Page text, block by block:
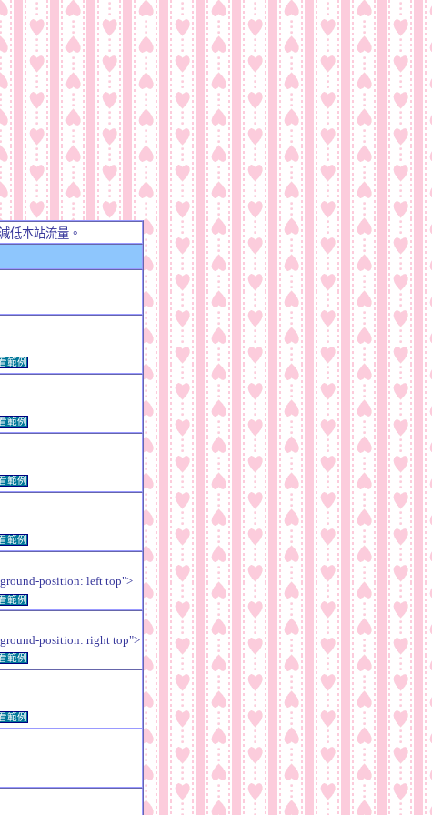
低本站流量。
範例
範例
範例
範例
position: left top">
範例
position: right top">
範例
範例